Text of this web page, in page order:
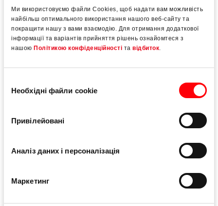
Ми використовуємо файли Cookies, щоб надати вам можливість
найбільш оптимального використання нашого веб-сайту та
покращити нашу з вами взаємодію. Для отримання додаткової
інформації та варіантів прийняття рішень ознайомтеся з
нашою Політикою конфіденційності та відбиток.
згоди
Необхідні файли cookie
Привілейовані
Аналіз даних і персоналізація
Маркетинг
Комфортна фурнітура для великоформатних